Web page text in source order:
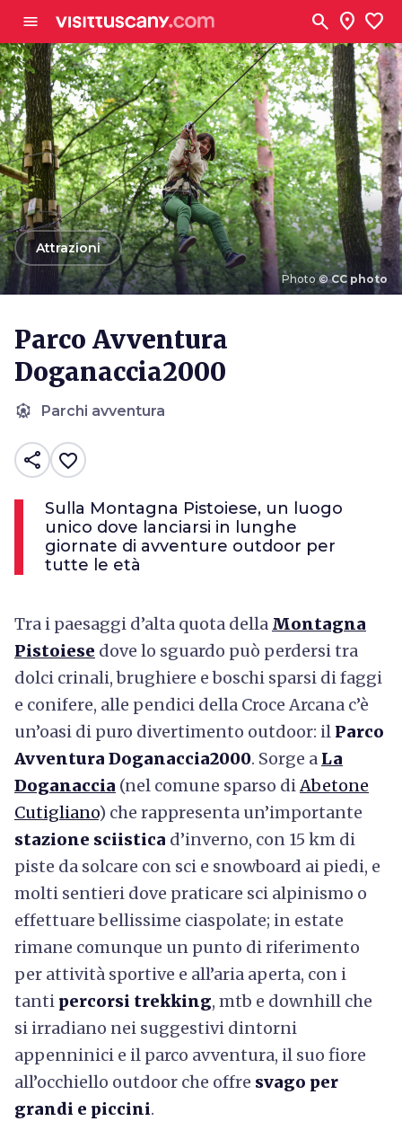
menu search location_on favorite
Photo ©CC photo
arrow_backAttrazioni
Parco Avventura
Doganaccia2000
attractions Parchi avventura
share favorite_border
Sulla Montagna Pistoiese, un luogo
unico dove lanciarsi in lunghe
giornate di avventure outdoor per
tutte le età
Tra i paesaggi d’alta quota della Montagna
Pistoiese dove lo sguardo può perdersi tra
dolci crinali, brughiere e boschi sparsi di faggi
e conifere, alle pendici della Croce Arcana c’è
un’oasi di puro divertimento outdoor: il Parco
Avventura Doganaccia2000. Sorge a La
Doganaccia (nel comune sparso diAbetone
Cutigliano) che rappresenta un’importante
stazione sciistica d’inverno, con 15 km di
piste da solcare con sci e snowboard ai piedi, e
molti sentieri dove praticare sci alpinismo o
effettuare bellissime ciaspolate; in estate
rimane comunque un punto di riferimento
per attività sportive e all’aria aperta, con i
tanti percorsi trekking, mtb e downhill che
si irradiano nei suggestivi dintorni
appenninici e il parco avventura, il suo fiore
all’occhiello outdoor che offre svago per
grandi e piccini.